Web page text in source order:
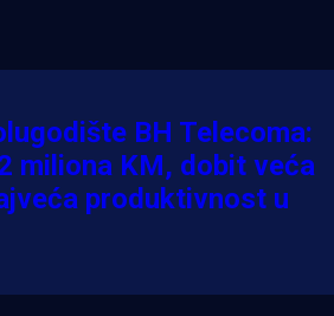
BH Telecoma:
miliona KM, dobit veća
produktivnost u